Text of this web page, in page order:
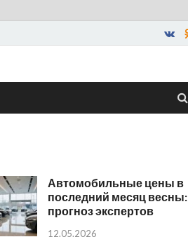
Автомобильные цены в
последний месяц весны:
прогноз экспертов
12.05.2026